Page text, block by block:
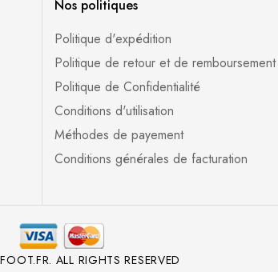
Nos politiques
Politique d'expédition
Politique de retour et de remboursement
Politique de Confidentialité
Conditions d'utilisation
Méthodes de payement
Conditions générales de facturation
ALL RIGHTS RESERVED